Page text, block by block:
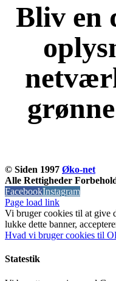
Bliv en
© Siden 1997 Øko-net
Alle Rettigheder
FacebookInstagram
Page load link
Vi bruger cookies til at give
lukke dette banner,
Hvad vi bruger cookies til
Statestik